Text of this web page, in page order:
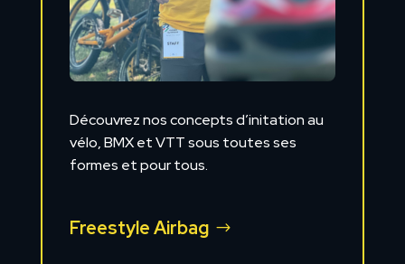
Découvrez nos concepts d’initation au
vélo, BMX et VTT sous toutes ses
formes et pour tous.
Freestyle Airbag